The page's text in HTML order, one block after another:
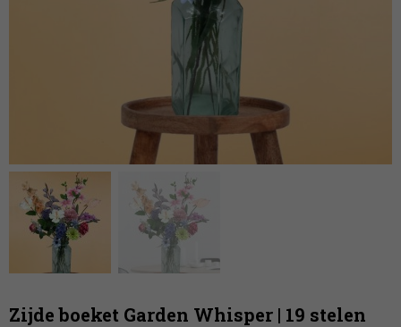
Zijde boeket Garden Whisper | 19 stelen